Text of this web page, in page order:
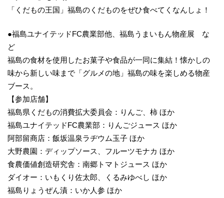
「くだもの王国」福島のくだものをぜひ食べてくなんしょ！
●福島ユナイテッドFC農業部他、福島うまいもん物産展 な
ど
福島の食材を使用したお菓子や食品が一同に集結！懐かしの
味から新しい味まで「グルメの地」福島の味を楽しめる物産
ブース。
【参加店舗】
福島県くだもの消費拡大委員会：りんご、柿 ほか
福島ユナイテッドFC農業部：りんごジュース ほか
阿部留商店：飯坂温泉ラヂウム玉子 ほか
大野農園：ディップソース、フルーツモナカ ほか
食農価値創造研究舎：南郷トマトジュース ほか
ダイオー：いもくり佐太郎、くるみゆべし ほか
福島りょうぜん漬：いか人参 ほか